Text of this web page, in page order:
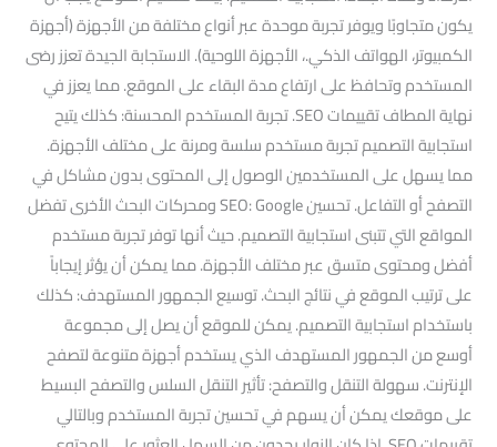
يكون متجاوبًا ويوفر تجربة موحدة عبر أنواع مختلفة من الأجهزة (أجهزة
الكمبيوتر، الهواتف الذكي.، الأجهزة اللوحية). الاستجابة الجيدة تعزز رضى
المستخدم وتحافظ على ارتفاع مدة البقاء على الموقع. مما يعزز في
نهاية المطاف تقييمات SEO. تجربة المستخدم المحسنة: كذلك يتيح
استجابية التصميم تجربة مستخدم سلسة ومرنة على مختلف الأجهزة.
مما يسهل على المستخدمين الوصول إلى المحتوى بدون مشاكل في
التصفح أو التفاعل. تحسين SEO: Google ومحركات البحث الأخرى تفضل
المواقع التي تتبنى استجابية التصميم. حيث أنها توفر تجربة مستخدم
أفضل ومحتوى متسق عبر مختلف الأجهزة. مما يمكن أن يؤثر إيجاباً
على ترتيب الموقع في نتائج البحث. توسيع الجمهور المستهدف: كذلك
باستخدام استجابية التصميم. يمكن للموقع أن يصل إلى مجموعة
أوسع من الجمهور المستهدف الذي يستخدم أجهزة متنوعة لتصفح
الإنترنت. سهولة التنقل والتصفح: تأثير التنقل السلس والتصفح البسيط
على موقعك يمكن أن يسهم في تحسين تجربة المستخدم وبالتالي